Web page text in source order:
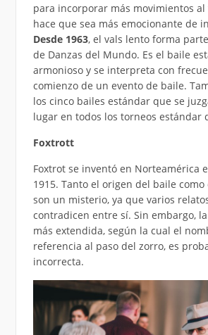
para incorporar más movimientos al
hace que sea más emocionante de
Desde 1963, el vals lento forma
de Danzas del Mundo. Es el baile
armonioso y se interpreta con
comienzo de un evento de baile.
los cinco bailes estándar que se
lugar en todos los torneos estándar
Foxtrott
Foxtrot se inventó en Norteamérica
1915. Tanto el origen del baile
son un misterio, ya que varios
contradicen entre sí. Sin embargo,
más extendida, según la cual el
referencia al paso del zorro, es
incorrecta.